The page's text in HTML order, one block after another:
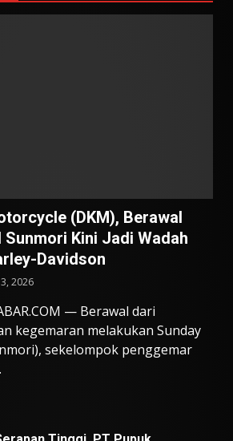
(DKM), Berawal
Sunmori Kini Jadi Wadah
Davidson
2026
— Berawal dari
kegemaran melakukan Sunday
sekelompok penggemar